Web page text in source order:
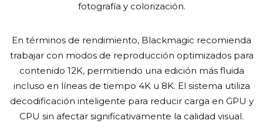
fotografía y colorización.
En términos de rendimiento, Blackmagic recomienda
trabajar con modos de reproducción optimizados para
contenido 12K, permitiendo una edición más fluida
incluso en líneas de tiempo 4K u 8K. El sistema utiliza
decodificación inteligente para reducir carga en GPU y
CPU sin afectar significativamente la calidad visual.